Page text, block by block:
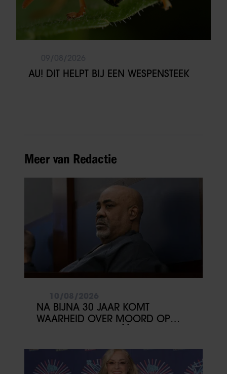
AU! DIT HELPT BIJ EEN WESPENSTEEK
Meer van Redactie
NA BIJNA 30 JAAR KOMT
WAARHEID OVER MOORD OP